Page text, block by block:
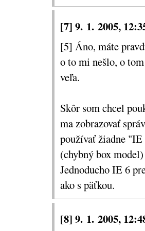
[7] 9. 1. 2005,
[5] Áno, máte
o to mi nešlo, o
veľa.
Skôr som chcel
ma zobrazovať
používať žiadne
(chybný box
Jednoducho IE 6
ako s päťkou.
[8] 9. 1. 2005,